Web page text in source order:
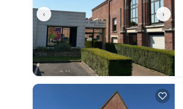
‹ ›